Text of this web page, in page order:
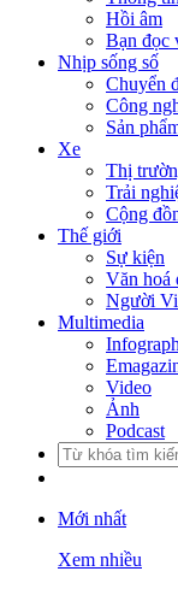
Hồi âm
Bạn đọc
Nhịp sống số
Chuyển
Công
Sản
Xe
Thị
Trải
Cộng
Thế giới
Sự kiện
Văn hoá
Người
Multimedia
Video
Ảnh
Podcast
Mới nhất
Xem nhiều